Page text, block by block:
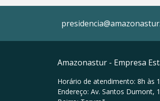
Amazonastur - Empresa
Horário de atendimento: 8h às
Endereço: Av. Santos Dumont,